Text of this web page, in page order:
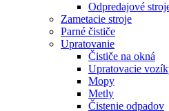
Odpredajové
Zametacie stroje
Parné čističe
Upratovanie
Čističe na okná
Upratovacie
Mopy
Metly
Čistenie odpadov